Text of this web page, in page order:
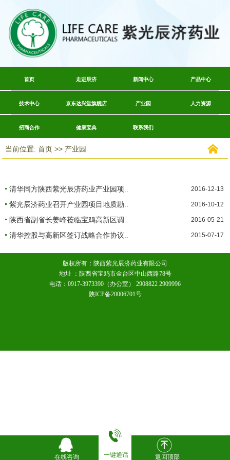
首页 走进辰济 新闻中心 产品中心
技术中心 京东达兴堂旗舰店 产业园 人力资源
招商合作 健康宝典 联系我们
当前位置: 首页 >> 产业园
清华同方陕西紫光辰济药业产业园项.. 2016-12-13
紫光辰济药业召开产业园项目地质勘.. 2016-10-12
陕西省副省长姜峰莅临宝鸡高新区调.. 2016-05-21
清华控股与高新区签订战略合作协议.. 2015-07-17
版权所有：陕西紫光辰济药业有限公司
地址 ：陕西省宝鸡市金台区中山西路78号
电话：0917-3973390（办公室） 2908822 2909996
陕ICP备20006701号
在线咨询 一键通话 返回顶部